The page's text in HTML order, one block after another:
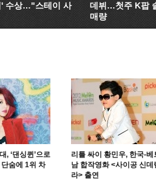
' 수상…"스테이 사
데뷔…첫주 K팝
매량
, ‘댄싱퀸’으로
숨에 1위 차
리틀 싸이 황민우, 한국-베
남 합작영화 <사이공 신데
라> 출연